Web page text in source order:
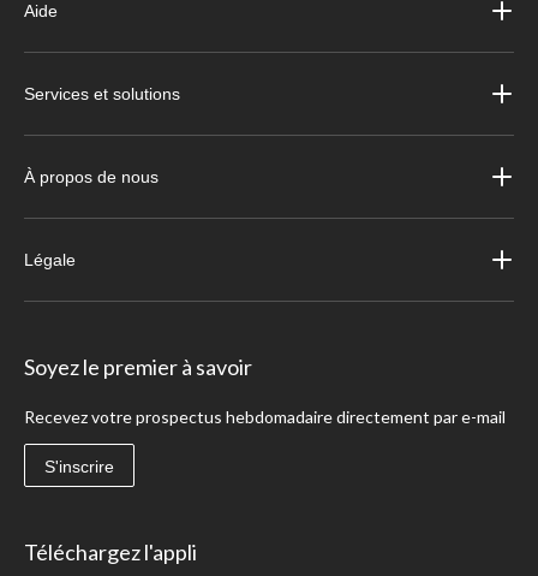
Aide
Services et solutions
À propos de nous
Légale
Soyez le premier à savoir
Recevez votre prospectus hebdomadaire directement par e-mail
S'inscrire
Téléchargez l'appli